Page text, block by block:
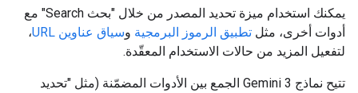
يمكنك استخدام ميزة تحديد المصدر من خلال "بحث Search" مع
أدوات أخرى، مثل تطبيق الرموز البرمجية وسياق عناوين URL
،
لتفعيل المزيد من حالات الاستخدام المعقّدة.
تتيح نماذج Gemini 3 الجمع بين الأدوات المضمّنة (مثل "تحديد